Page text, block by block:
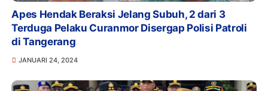
Apes Hendak Beraksi Jelang Subuh, 2 dari 3
Terduga Pelaku Curanmor Disergap Polisi Patroli
di Tangerang
JANUARI 24, 2024